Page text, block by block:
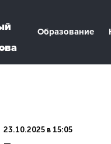
Образование
23.10.2025 в 15:05